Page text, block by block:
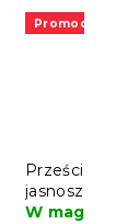
Promocja
jasnoszare
W